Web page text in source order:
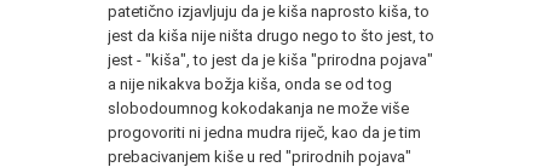
patetično izjavljuju da je kiša naprosto kiša, to
jest da kiša nije ništa drugo nego to što jest, to
jest - "kiša", to jest da je kiša "prirodna pojava"
a nije nikakva božja kiša, onda se od tog
slobodoumnog kokodakanja ne može više
progovoriti ni jedna mudra riječ, kao da je tim
prebacivanjem kiše u red "prirodnih pojava"